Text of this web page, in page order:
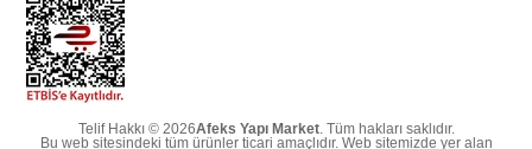
Telif Hakkı © 2026Afeks Yapı Market. Tüm hakları saklıdır.
Bu web sitesindeki tüm ürünler ticari amaçlıdır. Web sitemizde yer alan